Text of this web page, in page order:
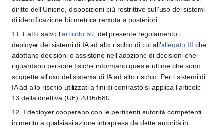
diritto dell'Unione, disposizioni più restrittive sull'uso dei sistemi
di identificazione biometrica remota a posteriori.
11. Fatto salvo l'articolo 50 , del presente regolamento i
deployer dei sistemi di IA ad alto rischio di cui all'allegato III che
adottano decisioni o assistono nell'adozione di decisioni che
riguardano persone fisiche informano queste ultime che sono
soggette all'uso del sistema di IA ad alto rischio. Per i sistemi di
IA ad alto rischio utilizzati a fini di contrasto si applica l'articolo
13 della direttiva (UE) 2016/680.
12. I deployer cooperano con le pertinenti autorità competenti
in merito a qualsiasi azione intrapresa da dette autorità in